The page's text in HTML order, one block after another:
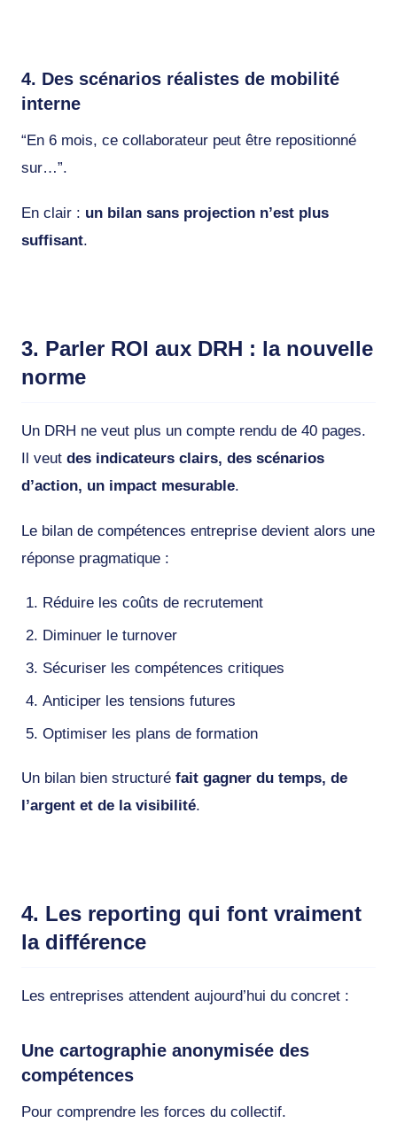
4. Des scénarios réalistes de mobilité
interne
“En 6 mois, ce collaborateur peut être repositionné
sur…”.
En clair : un bilan sans projection n’est plus
suffisant.
3. Parler ROI aux DRH : la nouvelle
norme
Un DRH ne veut plus un compte rendu de 40 pages.
Il veut des indicateurs clairs, des scénarios
d’action, un impact mesurable.
Le bilan de compétences entreprise devient alors une
réponse pragmatique :
Réduire les coûts de recrutement
Diminuer le turnover
Sécuriser les compétences critiques
Anticiper les tensions futures
Optimiser les plans de formation
Un bilan bien structuré fait gagner du temps, de
l’argent et de la visibilité.
4. Les reporting qui font vraiment
la différence
Les entreprises attendent aujourd’hui du concret :
Une cartographie anonymisée des
compétences
Pour comprendre les forces du collectif.